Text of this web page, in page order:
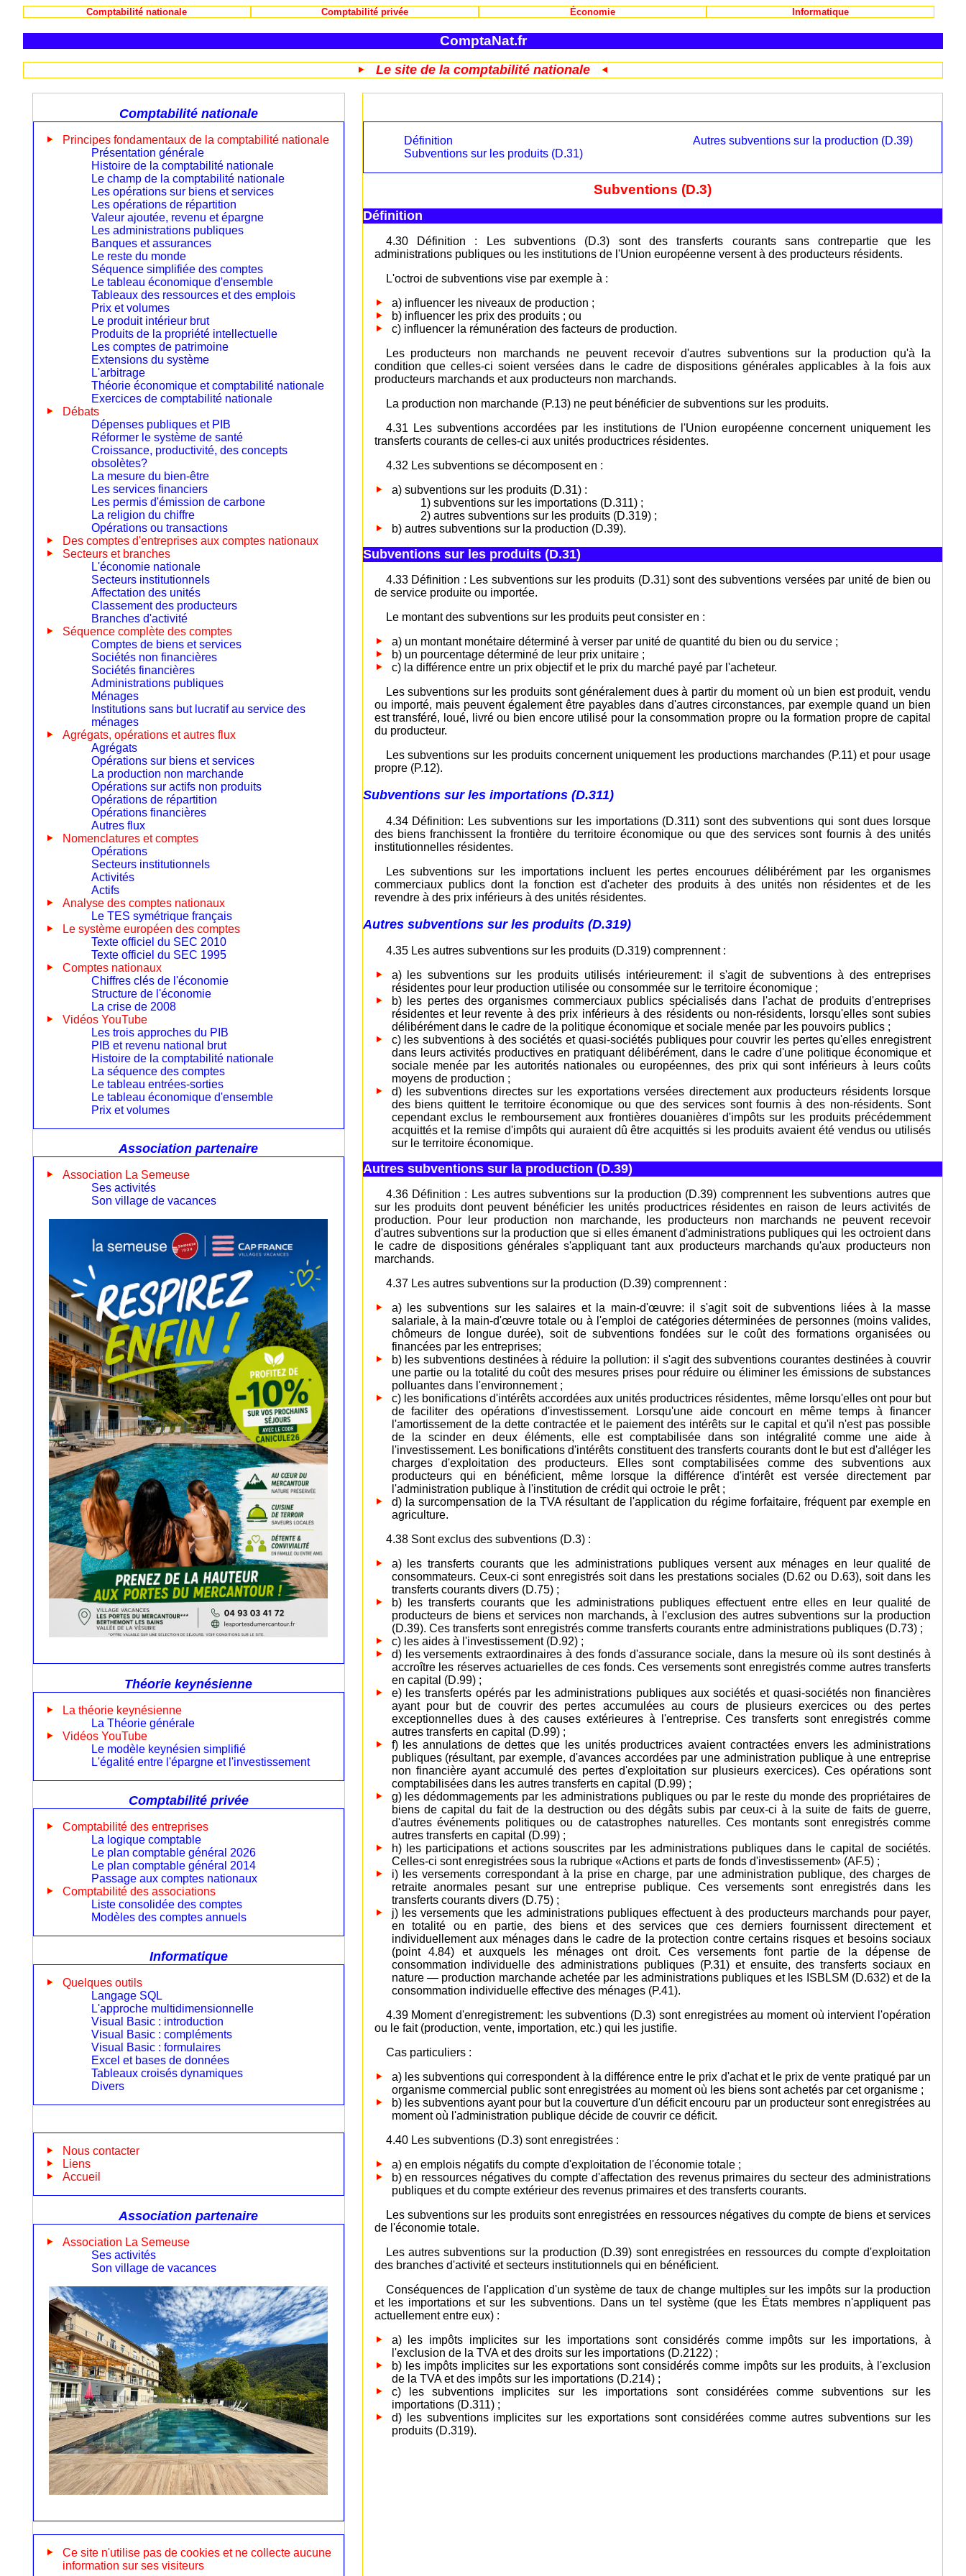
Comptabilité nationale Comptabilité privée Économie Informatique
ComptaNat.fr
Le site de la comptabilité nationale
Définition
Subventions sur les produits (D.31)
Autres subventions sur la production (D.39)
Subventions (D.3)
Définition
4.30 Définition : Les subventions (D.3) sont des transferts courants sans contrepartie que les
administrations publiques ou les institutions de l'Union européenne versent à des producteurs résidents.
L'octroi de subventions vise par exemple à :
a) influencer les niveaux de production ;
b) influencer les prix des produits ; ou
c) influencer la rémunération des facteurs de production.
Les producteurs non marchands ne peuvent recevoir d'autres subventions sur la production qu'à la
condition que celles-ci soient versées dans le cadre de dispositions générales applicables à la fois aux
producteurs marchands et aux producteurs non marchands.
La production non marchande (P.13) ne peut bénéficier de subventions sur les produits.
4.31 Les subventions accordées par les institutions de l'Union européenne concernent uniquement les
transferts courants de celles-ci aux unités productrices résidentes.
4.32 Les subventions se décomposent en :
a) subventions sur les produits (D.31) :
1) subventions sur les importations (D.311) ;
2) autres subventions sur les produits (D.319) ;
b) autres subventions sur la production (D.39).
Subventions sur les produits (D.31)
4.33 Définition : Les subventions sur les produits (D.31) sont des subventions versées par unité de bien ou
de service produite ou importée.
Le montant des subventions sur les produits peut consister en :
a) un montant monétaire déterminé à verser par unité de quantité du bien ou du service ;
b) un pourcentage déterminé de leur prix unitaire ;
c) la différence entre un prix objectif et le prix du marché payé par l'acheteur.
Les subventions sur les produits sont généralement dues à partir du moment où un bien est produit, vendu
ou importé, mais peuvent également être payables dans d'autres circonstances, par exemple quand un bien
est transféré, loué, livré ou bien encore utilisé pour la consommation propre ou la formation propre de capital
du producteur.
Les subventions sur les produits concernent uniquement les productions marchandes (P.11) et pour usage
propre (P.12).
Subventions sur les importations (D.311)
4.34 Définition: Les subventions sur les importations (D.311) sont des subventions qui sont dues lorsque
des biens franchissent la frontière du territoire économique ou que des services sont fournis à des unités
institutionnelles résidentes.
Les subventions sur les importations incluent les pertes encourues délibérément par les organismes
commerciaux publics dont la fonction est d'acheter des produits à des unités non résidentes et de les
revendre à des prix inférieurs à des unités résidentes.
Autres subventions sur les produits (D.319)
4.35 Les autres subventions sur les produits (D.319) comprennent :
a) les subventions sur les produits utilisés intérieurement: il s'agit de subventions à des entreprises
résidentes pour leur production utilisée ou consommée sur le territoire économique ;
b) les pertes des organismes commerciaux publics spécialisés dans l'achat de produits d'entreprises
résidentes et leur revente à des prix inférieurs à des résidents ou non-résidents, lorsqu'elles sont subies
délibérément dans le cadre de la politique économique et sociale menée par les pouvoirs publics ;
c) les subventions à des sociétés et quasi-sociétés publiques pour couvrir les pertes qu'elles enregistrent
dans leurs activités productives en pratiquant délibérément, dans le cadre d'une politique économique et
sociale menée par les autorités nationales ou européennes, des prix qui sont inférieurs à leurs coûts
moyens de production ;
d) les subventions directes sur les exportations versées directement aux producteurs résidents lorsque
des biens quittent le territoire économique ou que des services sont fournis à des non-résidents. Sont
cependant exclus le remboursement aux frontières douanières d'impôts sur les produits précédemment
acquittés et la remise d'impôts qui auraient dû être acquittés si les produits avaient été vendus ou utilisés
sur le territoire économique.
Autres subventions sur la production (D.39)
4.36 Définition : Les autres subventions sur la production (D.39) comprennent les subventions autres que
sur les produits dont peuvent bénéficier les unités productrices résidentes en raison de leurs activités de
production. Pour leur production non marchande, les producteurs non marchands ne peuvent recevoir
d'autres subventions sur la production que si elles émanent d'administrations publiques qui les octroient dans
le cadre de dispositions générales s'appliquant tant aux producteurs marchands qu'aux producteurs non
marchands.
4.37 Les autres subventions sur la production (D.39) comprennent :
a) les subventions sur les salaires et la main-d'œuvre: il s'agit soit de subventions liées à la masse
salariale, à la main-d'œuvre totale ou à l'emploi de catégories déterminées de personnes (moins valides,
chômeurs de longue durée), soit de subventions fondées sur le coût des formations organisées ou
financées par les entreprises;
b) les subventions destinées à réduire la pollution: il s'agit des subventions courantes destinées à couvrir
une partie ou la totalité du coût des mesures prises pour réduire ou éliminer les émissions de substances
polluantes dans l'environnement ;
c) les bonifications d'intérêts accordées aux unités productrices résidentes, même lorsqu'elles ont pour but
de faciliter des opérations d'investissement. Lorsqu'une aide concourt en même temps à financer
l'amortissement de la dette contractée et le paiement des intérêts sur le capital et qu'il n'est pas possible
de la scinder en deux éléments, elle est comptabilisée dans son intégralité comme une aide à
l'investissement. Les bonifications d'intérêts constituent des transferts courants dont le but est d'alléger les
charges d'exploitation des producteurs. Elles sont comptabilisées comme des subventions aux
producteurs qui en bénéficient, même lorsque la différence d'intérêt est versée directement par
l'administration publique à l'institution de crédit qui octroie le prêt ;
d) la surcompensation de la TVA résultant de l'application du régime forfaitaire, fréquent par exemple en
agriculture.
4.38 Sont exclus des subventions (D.3) :
a) les transferts courants que les administrations publiques versent aux ménages en leur qualité de
consommateurs. Ceux-ci sont enregistrés soit dans les prestations sociales (D.62 ou D.63), soit dans les
transferts courants divers (D.75) ;
b) les transferts courants que les administrations publiques effectuent entre elles en leur qualité de
producteurs de biens et services non marchands, à l'exclusion des autres subventions sur la production
(D.39). Ces transferts sont enregistrés comme transferts courants entre administrations publiques (D.73) ;
c) les aides à l'investissement (D.92) ;
d) les versements extraordinaires à des fonds d'assurance sociale, dans la mesure où ils sont destinés à
accroître les réserves actuarielles de ces fonds. Ces versements sont enregistrés comme autres transferts
en capital (D.99) ;
e) les transferts opérés par les administrations publiques aux sociétés et quasi-sociétés non financières
ayant pour but de couvrir des pertes accumulées au cours de plusieurs exercices ou des pertes
exceptionnelles dues à des causes extérieures à l'entreprise. Ces transferts sont enregistrés comme
autres transferts en capital (D.99) ;
f) les annulations de dettes que les unités productrices avaient contractées envers les administrations
publiques (résultant, par exemple, d'avances accordées par une administration publique à une entreprise
non financière ayant accumulé des pertes d'exploitation sur plusieurs exercices). Ces opérations sont
comptabilisées dans les autres transferts en capital (D.99) ;
g) les dédommagements par les administrations publiques ou par le reste du monde des propriétaires de
biens de capital du fait de la destruction ou des dégâts subis par ceux-ci à la suite de faits de guerre,
d'autres événements politiques ou de catastrophes naturelles. Ces montants sont enregistrés comme
autres transferts en capital (D.99) ;
h) les participations et actions souscrites par les administrations publiques dans le capital de sociétés.
Celles-ci sont enregistrées sous la rubrique «Actions et parts de fonds d'investissement» (AF.5) ;
i) les versements correspondant à la prise en charge, par une administration publique, des charges de
retraite anormales pesant sur une entreprise publique. Ces versements sont enregistrés dans les
transferts courants divers (D.75) ;
j) les versements que les administrations publiques effectuent à des producteurs marchands pour payer,
en totalité ou en partie, des biens et des services que ces derniers fournissent directement et
individuellement aux ménages dans le cadre de la protection contre certains risques et besoins sociaux
(point 4.84) et auxquels les ménages ont droit. Ces versements font partie de la dépense de
consommation individuelle des administrations publiques (P.31) et ensuite, des transferts sociaux en
nature — production marchande achetée par les administrations publiques et les ISBLSM (D.632) et de la
consommation individuelle effective des ménages (P.41).
4.39 Moment d'enregistrement: les subventions (D.3) sont enregistrées au moment où intervient l'opération
ou le fait (production, vente, importation, etc.) qui les justifie.
Cas particuliers :
a) les subventions qui correspondent à la différence entre le prix d'achat et le prix de vente pratiqué par un
organisme commercial public sont enregistrées au moment où les biens sont achetés par cet organisme ;
b) les subventions ayant pour but la couverture d'un déficit encouru par un producteur sont enregistrées au
moment où l'administration publique décide de couvrir ce déficit.
4.40 Les subventions (D.3) sont enregistrées :
a) en emplois négatifs du compte d'exploitation de l'économie totale ;
b) en ressources négatives du compte d'affectation des revenus primaires du secteur des administrations
publiques et du compte extérieur des revenus primaires et des transferts courants.
Les subventions sur les produits sont enregistrées en ressources négatives du compte de biens et services
de l'économie totale.
Les autres subventions sur la production (D.39) sont enregistrées en ressources du compte d'exploitation
des branches d'activité et secteurs institutionnels qui en bénéficient.
Conséquences de l'application d'un système de taux de change multiples sur les impôts sur la production
et les importations et sur les subventions. Dans un tel système (que les États membres n'appliquent pas
actuellement entre eux) :
a) les impôts implicites sur les importations sont considérés comme impôts sur les importations, à
l'exclusion de la TVA et des droits sur les importations (D.2122) ;
b) les impôts implicites sur les exportations sont considérés comme impôts sur les produits, à l'exclusion
de la TVA et des impôts sur les importations (D.214) ;
c) les subventions implicites sur les importations sont considérées comme subventions sur les
importations (D.311) ;
d) les subventions implicites sur les exportations sont considérées comme autres subventions sur les
produits (D.319).
Comptabilité nationale
Principes fondamentaux de la comptabilité nationale
Présentation générale
Histoire de la comptabilité nationale
Le champ de la comptabilité nationale
Les opérations sur biens et services
Les opérations de répartition
Valeur ajoutée, revenu et épargne
Les administrations publiques
Banques et assurances
Le reste du monde
Séquence simplifiée des comptes
Le tableau économique d'ensemble
Tableaux des ressources et des emplois
Prix et volumes
Le produit intérieur brut
Produits de la propriété intellectuelle
Les comptes de patrimoine
Extensions du système
L'arbitrage
Théorie économique et comptabilité nationale
Exercices de comptabilité nationale
Débats
Dépenses publiques et PIB
Réformer le système de santé
Croissance, productivité, des concepts
obsolètes?
La mesure du bien-être
Les services financiers
Les permis d'émission de carbone
La religion du chiffre
Opérations ou transactions
Des comptes d'entreprises aux comptes nationaux
Secteurs et branches
L'économie nationale
Secteurs institutionnels
Affectation des unités
Classement des producteurs
Branches d'activité
Séquence complète des comptes
Comptes de biens et services
Sociétés non financières
Sociétés financières
Administrations publiques
Ménages
Institutions sans but lucratif au service des
ménages
Agrégats, opérations et autres flux
Agrégats
Opérations sur biens et services
La production non marchande
Opérations sur actifs non produits
Opérations de répartition
Opérations financières
Autres flux
Nomenclatures et comptes
Opérations
Secteurs institutionnels
Activités
Actifs
Analyse des comptes nationaux
Le TES symétrique français
Le système européen des comptes
Texte officiel du SEC 2010
Texte officiel du SEC 1995
Comptes nationaux
Chiffres clés de l'économie
Structure de l'économie
La crise de 2008
Vidéos YouTube
Les trois approches du PIB
PIB et revenu national brut
Histoire de la comptabilité nationale
La séquence des comptes
Le tableau entrées-sorties
Le tableau économique d'ensemble
Prix et volumes
Association partenaire
Association La Semeuse
Ses activités
Son village de vacances
Théorie keynésienne
La théorie keynésienne
La Théorie générale
Vidéos YouTube
Le modèle keynésien simplifié
L'égalité entre l'épargne et l'investissement
Comptabilité privée
Comptabilité des entreprises
La logique comptable
Le plan comptable général 2026
Le plan comptable général 2014
Passage aux comptes nationaux
Comptabilité des associations
Liste consolidée des comptes
Modèles des comptes annuels
Informatique
Quelques outils
Langage SQL
L'approche multidimensionnelle
Visual Basic : introduction
Visual Basic : compléments
Visual Basic : formulaires
Excel et bases de données
Tableaux croisés dynamiques
Divers
Nous contacter
Liens
Accueil
Association partenaire
Association La Semeuse
Ses activités
Son village de vacances
Ce site n'utilise pas de cookies et ne collecte aucune
information sur ses visiteurs